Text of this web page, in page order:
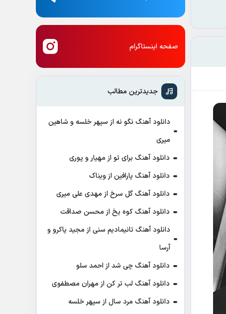
صفحه اینستاگرام
جدیدترین مطالب
دانلود آهنگ نگو نه از سپهر خلسه و شاهین
میری
دانلود آهنگ برای تو از مهیار و پوری
دانلود آهنگ پارافین از ویناک
دانلود آهنگ گل سرخ از مهدی علی میری
دانلود آهنگ کوه یخ از محسن صداقت
دانلود آهنگ تانیمادیم سنی از مجید پاکرو و
آرسا
دانلود آهنگ چی شد از احمد سلو
دانلود آهنگ لب تر کن از مهران مصطفوی
دانلود آهنگ مرد سال از سپهر خلسه